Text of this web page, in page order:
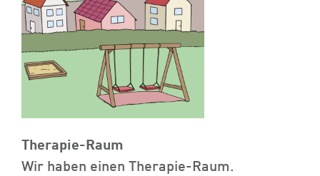
Therapie-Raum
Wir haben einen Therapie-Raum.